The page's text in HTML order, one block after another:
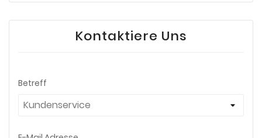
Kontaktiere Uns
Betreff